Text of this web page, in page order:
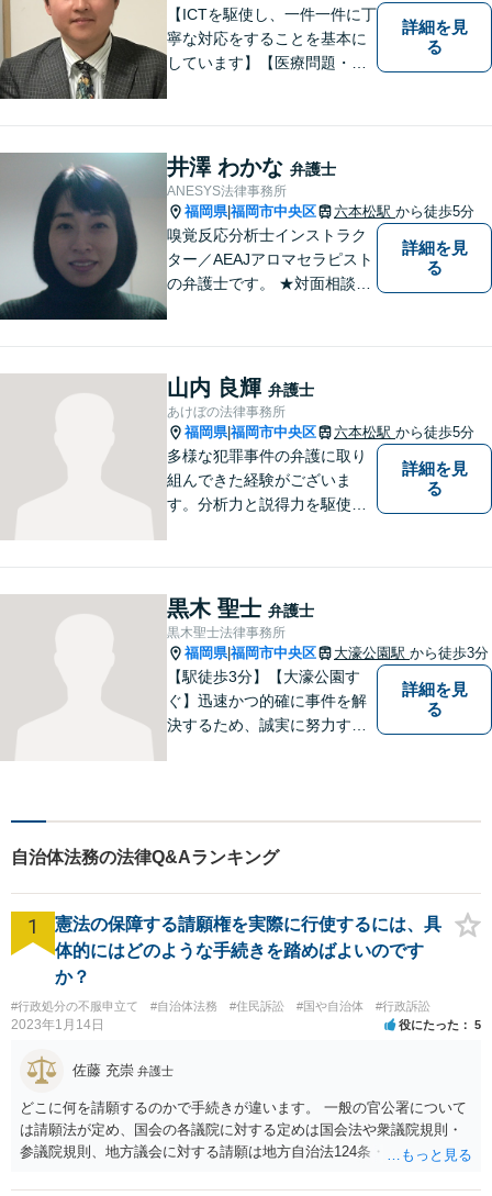
い【分割払い可】
【ICTを駆使し、一件一件に丁
寧な対応をすることを基本に
しています】【医療問題・交
応】【遠隔地からのご依頼・
ご相談歓迎】あなたのために
全力で事件と向き合います！
詳細を見
る
井澤 わかな 弁護士
ANESYS法律事務所
福岡県|福岡市中央区 六本松駅 から徒歩5分
嗅覚反応分析士インストラク
ター／AEAJアロマセラピスト
の弁護士です。 ★対面相談が
日／夜間も、時間帯等によっ
て対応可です ★法テラス利用
は、一応可能です
詳細を見
る
山内 良輝 弁護士
あけぼの法律事務所
福岡県|福岡市中央区 六本松駅 から徒歩5分
多様な犯罪事件の弁護に取り
組んできた経験がございま
す。分析力と説得力を駆使
詳細を見
る
黒木 聖士 弁護士
黒木聖士法律事務所
福岡県|福岡市中央区 大濠公園駅 から徒歩3分
【駅徒歩3分】【大濠公園す
ぐ】迅速かつ的確に事件を解
決するため、誠実に努力する
詳細を見
る
自治体法務の法律Q&Aランキング
1
憲法の保障する請願権を実際に行使するには、具
体的にはどのような手続きを踏めばよいのです
か？
#行政処分の不服申立て #自治体法務 #住民訴訟 #国や自治体 #行政訴訟
2023年1月14日 役にたった 5
佐藤 充崇 弁護士
どこに何を請願するのかで手続きが違います。 一般の官公署について
は請願法が定め、国会の各議院に対する定めは国会法や衆議院規則・
参議院規則、地方議会に対する請願は地方自治法124条・125条が定め